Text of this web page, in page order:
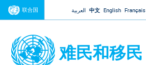
Jump to navigation
联合国 العربية 中文 English Français
难民和移民